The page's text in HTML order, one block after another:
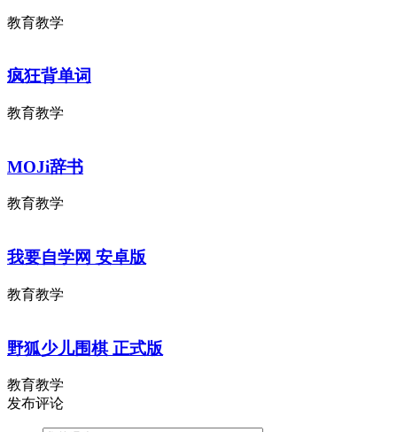
教育教学
疯狂背单词
教育教学
MOJi辞书
教育教学
我要自学网 安卓版
教育教学
野狐少儿围棋 正式版
教育教学
发布评论